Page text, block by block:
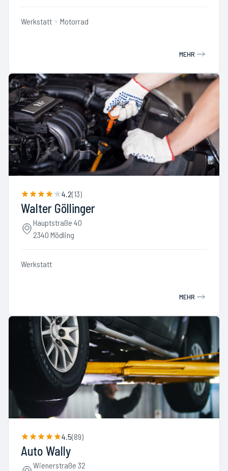
Werkstatt Motorrad
MEHR
4.2(13)
Walter Göllinger
Hauptstraße 40
2340 Mödling
Werkstatt
MEHR
4.5(89)
Auto Wally
Wienerstraße 32